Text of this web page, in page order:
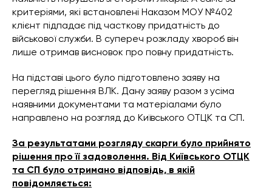
критеріями, які встановлені Наказом МОУ №402
клієнт підпадає під часткову придатність до
військової служби. В супереч розкладу хвороб він
лише отримав висновок про повну придатність.
На підставі цього було підготовлено заяву на
перегляд рішення ВЛК. Дану заяву разом з усіма
наявними документами та матеріалами було
направлено на розгляд до Київського ОТЦК та СП.
За результатами розгляду скарги було прийнято
рішення про її задоволення. Від Київського ОТЦК
та СП було отримано відповідь, в якій
повідомляється: